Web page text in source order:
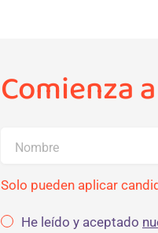
Comienza
Nombre
Solo pueden aplicar
He leído y aceptado